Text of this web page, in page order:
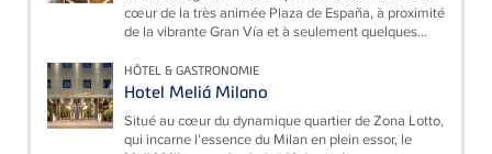
cœur de la très animée Plaza de España, à proximité
de la vibrante Gran Vía et à seulement quelques...
HÔTEL & GASTRONOMIE
Hotel Meliá Milano
Situé au cœur du dynamique quartier de Zona Lotto,
qui incarne l’essence du Milan en plein essor, le